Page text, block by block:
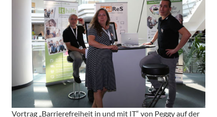
Vortrag „Barrierefreiheit in und mit IT“ von Peggy auf der